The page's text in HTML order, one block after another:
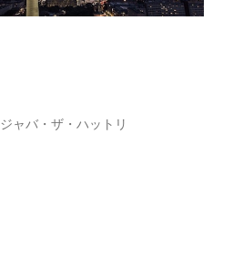
ジャバ・ザ・ハットリ